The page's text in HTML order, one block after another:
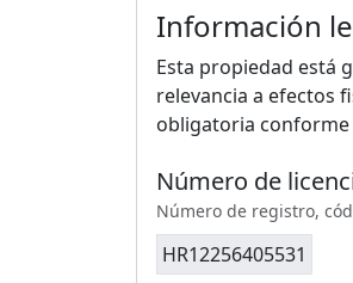
Información
Esta propiedad está
relevancia a efectos
obligatoria conforme
Número de
Número de registro,
HR12256405531